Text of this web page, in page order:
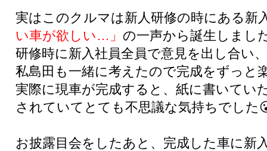
実はこのクルマは新人研修の時にある新
い車が欲しい…」の一声から誕生しまし
研修時に新入社員全員で意見を出し合い
私島田も一緒に考えたので完成をずっと
実際に現車が完成すると、紙に書いてい
されていてとても不思議な気持ちでし
お披露目会をしたあと、完成した車に新